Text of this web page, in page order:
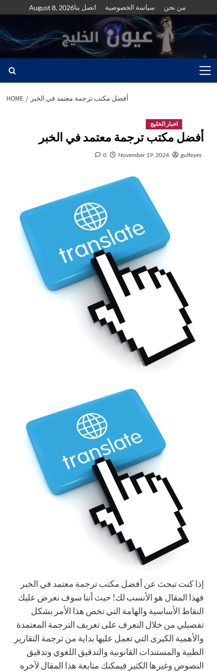
to
content
August 8, 2026اتصل بنا سياسة الخصوصية من نحن
Menu
HOME أفضل مكتب ترجمة معتمد في الخبر
اخبار الخليج
أفضل مكتب ترجمة معتمد في الخبر
gulfeyes
November 19, 2024
0
إذا كنت تبحث عن أفضل مكتب ترجمة معتمد في الخبر
فهذا المقال هو الأنسب لك! حيث أننا سوف نعرض عليك
النقاط الأساسية والهامة التي تخص هذا الأمر بشكل
تفصيلي من خلال التعرف على تعريف الترجمة المعتمدة
والأهمية الكبرى التي تعمل عليها بداية من ترجمة التقارير
الطبية والمستندات القانونية والتدقيق اللغوي وتدقيق
النصوص وغيرها الكثير فيمكنك متابعة هذا المقال لآخره